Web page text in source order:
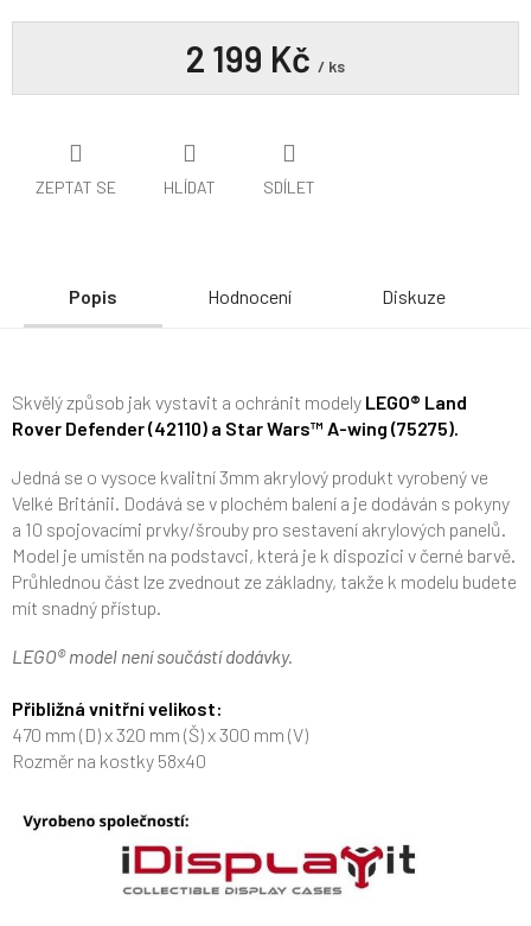
ZEPTAT SE HLÍDAT SDÍLET
2 199 Kč / ks
Popis Hodnocení Diskuze
Skvělý způsob jak vystavit a ochránit modely LEGO® Land
Rover Defender (42110) a Star Wars™ A-wing (75275).
Jedná se o vysoce kvalitní 3mm akrylový produkt vyrobený ve
Velké Británii. Dodává se v plochém balení a je dodáván s pokyny
a 10 spojovacími prvky/šrouby pro sestavení akrylových panelů.
Model je umístěn na podstavci, která je k dispozici v černé barvě.
Průhlednou část lze zvednout ze základny, takže k modelu budete
mít snadný přístup.
LEGO® model není součástí dodávky.
Přibližná vnitřní velikost:
470 mm (D) x 320 mm (Š) x 300 mm (V)
Rozměr na kostky 58x40